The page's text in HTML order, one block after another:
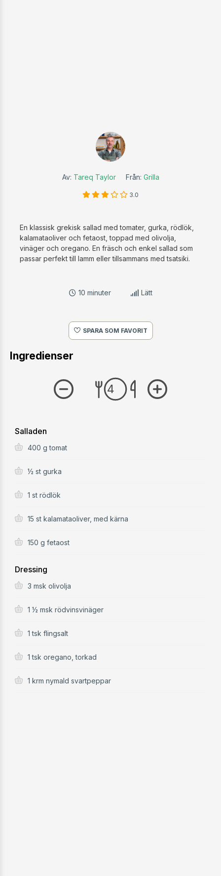
Av: Tareq TaylorFrån: Grilla
En klassisk grekisk sallad med tomater, gurka, rödlök,
kalamataoliver och fetaost, toppad med olivolja,
vinäger och oregano. En fräsch och enkel sallad som
passar perfekt till lamm eller tillsammans med tsatsiki.
10 minuter Lätt
SPARA SOM FAVORIT
Ingredienser
Salladen
400 g tomat
½ st gurka
1 st rödlök
15 st kalamataoliver, med kärna
150 g fetaost
Dressing
3 msk olivolja
1 ½ msk rödvinsvinäger
1 tsk flingsalt
1 tsk oregano, torkad
1 krm nymald svartpeppar